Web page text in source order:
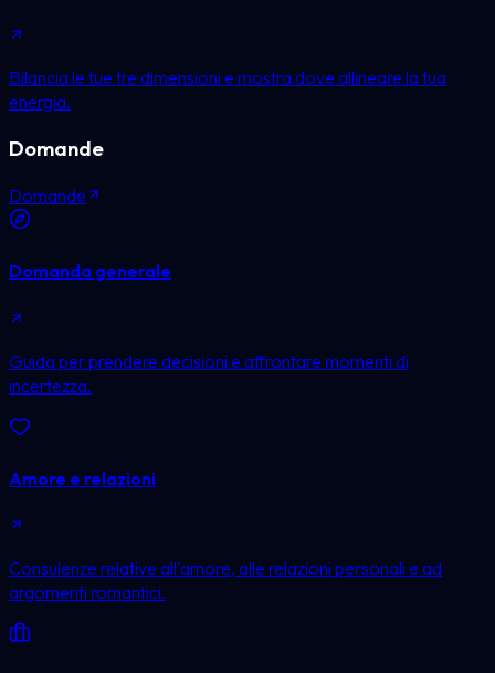
Bilancia le tue tre dimensioni e mostra dove allineare la tua
energia.
Domande
Domande
Domanda generale
Guida per prendere decisioni e affrontare momenti di
incertezza.
Amore e relazioni
Consulenze relative all'amore, alle relazioni personali e ad
argomenti romantici.